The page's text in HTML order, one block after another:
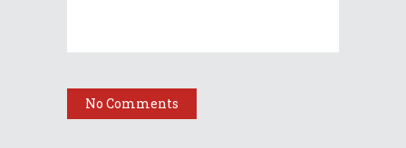
No Comments